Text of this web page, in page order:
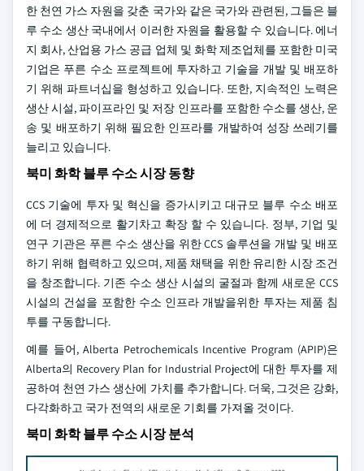
한 천연 가스 자원을 갖춘 국가와 같은 국가와 관련된, 그들은 블
루 수소 생산 국내에서 이러한 자원을 활용할 수 있습니다. 에너
지 회사, 산업용 가스 공급 업체 및 화학 제조업체를 포함한 미국
기업은 푸른 수소 프로젝트에 투자하고 기술을 개발 및 배포하
기 위해 파트너십을 형성하고 있습니다. 또한, 지속적인 노력은
생산 시설, 파이프라인 및 저장 인프라를 포함한 수소를 생산, 운
송 및 배포하기 위해 필요한 인프라를 개발하여 성장 쓰레기를
늘리고 있습니다.
북미 화학 블루 수소 시장 동향
CCS 기술에 투자 및 혁신을 증가시키고 대규모 블루 수소 배포
에 더 경제적으로 활기차고 확장 할 수 있습니다. 정부, 기업 및
연구 기관은 푸른 수소 생산을 위한 CCS 솔루션을 개발 및 배포
하기 위해 협력하고 있으며, 제품 채택을 위한 유리한 시장 조건
을 창조합니다. 기존 수소 생산 시설의 굴절과 함께 새로운 CCS
시설의 건설을 포함한 수소 인프라 개발을위한 투자는 제품 침
투를 구동합니다.
예를 들어, Alberta Petrochemicals Incentive Program (APIP)은
Alberta의 Recovery Plan for Industrial Project에 대한 투자를 제
공하여 천연 가스 생산에 가치를 추가합니다. 더욱, 그것은 강화,
다각화하고 국가 전역의 새로운 기회를 가져올 것이다.
북미 화학 블루 수소 시장 분석